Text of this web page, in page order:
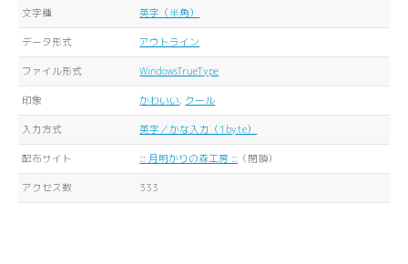
文字種 英字（半角）
データ形式 アウトライン
ファイル形式 WindowsTrueType
印象 かわいい, クール
入力方式 英字／かな入力（1byte）
配布サイト ::: 月明かりの森工房 ::: （閉鎖）
アクセス数 333